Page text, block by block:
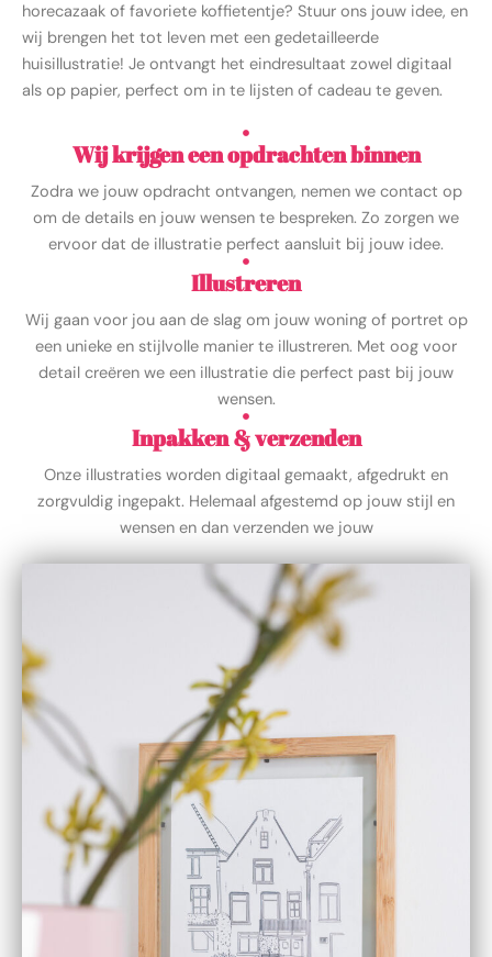
horecazaak of favoriete koffietentje? Stuur ons jouw idee, en
wij brengen het tot leven met een gedetailleerde
huisillustratie! Je ontvangt het eindresultaat zowel digitaal
als op papier, perfect om in te lijsten of cadeau te geven.
Wij krijgen een opdrachten binnen
Zodra we jouw opdracht ontvangen, nemen we contact op
om de details en jouw wensen te bespreken. Zo zorgen we
ervoor dat de illustratie perfect aansluit bij jouw idee.
Illustreren
Wij gaan voor jou aan de slag om jouw woning of portret op
een unieke en stijlvolle manier te illustreren. Met oog voor
detail creëren we een illustratie die perfect past bij jouw
wensen.
Inpakken & verzenden
Onze illustraties worden digitaal gemaakt, afgedrukt en
zorgvuldig ingepakt. Helemaal afgestemd op jouw stijl en
wensen en dan verzenden we jouw